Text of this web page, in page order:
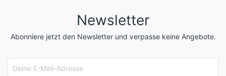
Newsletter
Abonniere jetzt den Newsletter und verpasse keine Angebote.